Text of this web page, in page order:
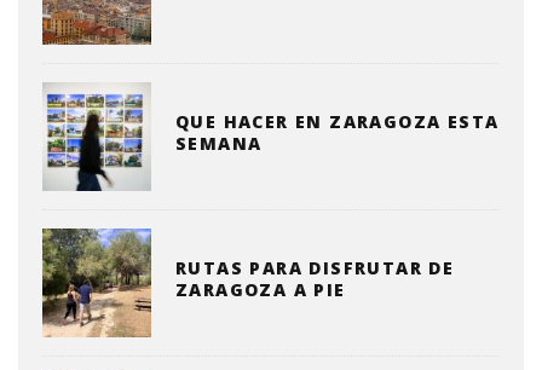
QUE HACER EN ZARAGOZA ESTA
SEMANA
RUTAS PARA DISFRUTAR DE
ZARAGOZA A PIE